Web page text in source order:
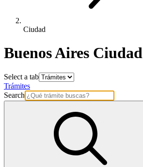
Ciudad
Buenos Aires Ciudad
Select a tab
Trámites
Search